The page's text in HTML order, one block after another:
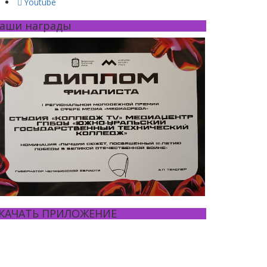
награды
ПРИЛОЖЕНИЕ